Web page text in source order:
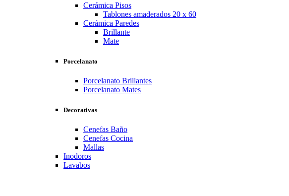
Cerámica Pisos
Tablones amaderados 20 x 60
Cerámica Paredes
Brillante
Mate
Porcelanato
Porcelanato Brillantes
Porcelanato Mates
Decorativas
Cenefas Baño
Cenefas Cocina
Mallas
Inodoros
Lavabos